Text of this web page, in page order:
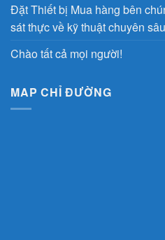
Đặt Thiết bị Mua hàng bên
sát thực về kỹ thuật chuyên
Chào tất cả mọi người!
MAP CHỈ ĐƯỜNG